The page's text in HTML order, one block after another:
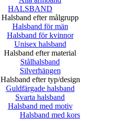
HALSBAND
Halsband efter målgrupp
Halsband för män
Halsband för kvinnor
Unisex halsband
Halsband efter material
Stålhalsband
Silverhängen
Halsband efter typ/design
Guldfärgade halsband
Svarta halsband
Halsband med motiv
Halsband med kors